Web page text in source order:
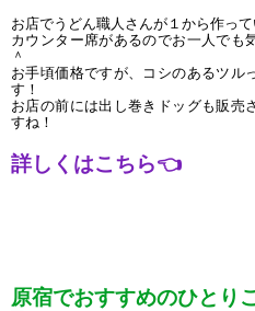
お店でうどん職人さんが１から作っ
カウンター席があるのでお一人でも
＾
お手頃価格ですが、コシのあるツル
す！
お店の前には出し巻きドッグも販売
すね！
詳しくはこちら👈
原宿でおすすめのひとり